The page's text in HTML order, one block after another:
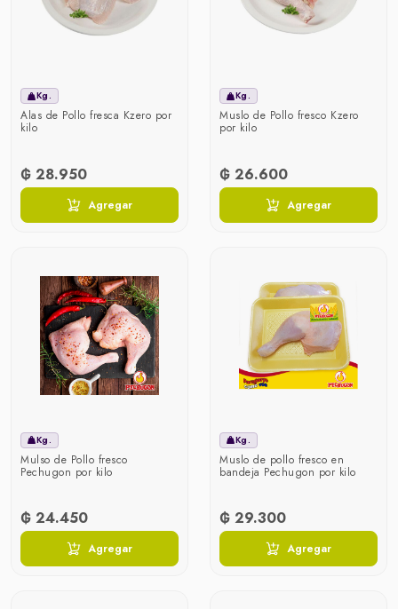
Kg.
Alas de Pollo fresca Kzero por
kilo
₲ 28.950
Agregar
Kg.
Muslo de Pollo fresco Kzero
por kilo
₲ 26.600
Agregar
Kg.
Mulso de Pollo fresco
Pechugon por kilo
₲ 24.450
Agregar
Kg.
Muslo de pollo fresco en
bandeja Pechugon por kilo
₲ 29.300
Agregar